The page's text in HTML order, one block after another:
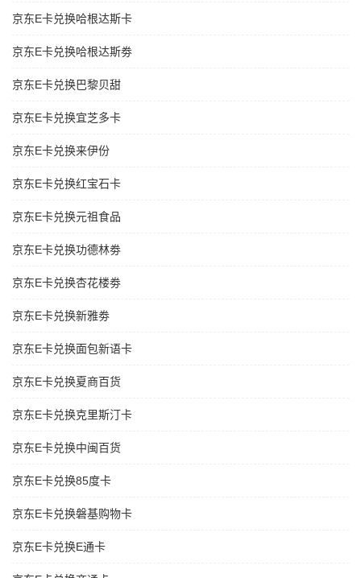
京东E卡兑换哈根达斯卡
京东E卡兑换哈根达斯劵
京东E卡兑换巴黎贝甜
京东E卡兑换宜芝多卡
京东E卡兑换来伊份
京东E卡兑换红宝石卡
京东E卡兑换元祖食品
京东E卡兑换功德林劵
京东E卡兑换杏花楼劵
京东E卡兑换新雅劵
京东E卡兑换面包新语卡
京东E卡兑换夏商百货
京东E卡兑换克里斯汀卡
京东E卡兑换中闽百货
京东E卡兑换85度卡
京东E卡兑换磐基购物卡
京东E卡兑换E通卡